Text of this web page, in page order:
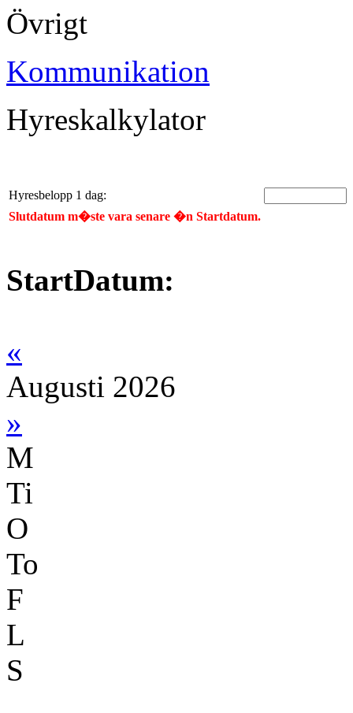
Övrigt
Kommunikation
Hyreskalkylator
Hyresbelopp 1 dag:
Slutdatum m�ste vara senare �n Startdatum.
StartDatum:
«
Augusti 2026
»
M
Ti
O
To
F
L
S